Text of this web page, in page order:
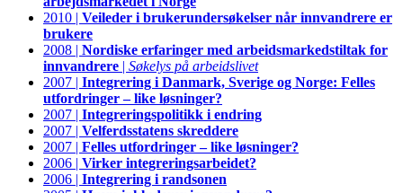
2010 | Veileder i brukerundersøkelser når innvandrere er
brukere
2008 | Nordiske erfaringer med arbeidsmarkedstiltak for
innvandrere | Søkelys på arbeidslivet
2007 | Integrering i Danmark, Sverige og Norge: Felles
utfordringer – like løsninger?
2007 | Integreringspolitikk i endring
2007 | Velferdsstatens skreddere
2007 | Felles utfordringer – like løsninger?
2006 | Virker integreringsarbeidet?
2006 | Integrering i randsonen